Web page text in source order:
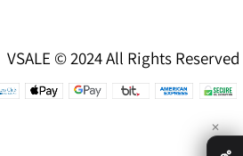
מצלמות אבטחה VSALE © 2024 All Rights Reserved
✕